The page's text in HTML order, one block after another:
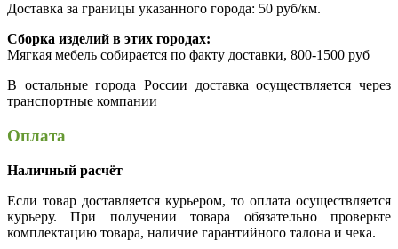
Доставка за границы указанного города: 50 руб/км.
Сборка изделий в этих городах:
Мягкая мебель собирается по факту доставки, 800-1500 руб
В остальные города России доставка осуществляется через
транспортные компании
Оплата
Наличный расчёт
Если товар доставляется курьером, то оплата осуществляется
курьеру. При получении товара обязательно проверьте
комплектацию товара, наличие гарантийного талона и чека.